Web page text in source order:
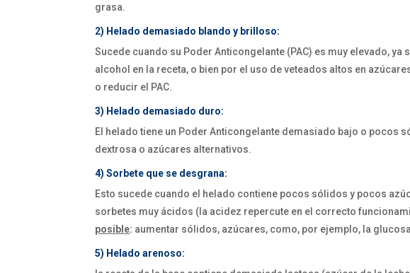
grasa.
2) Helado demasiado blando y brilloso:
Sucede cuando su Poder Anticongelante (PAC) es muy elevado, ya
alcohol en la receta, o bien por el uso de veteados altos en
o reducir el PAC.
3) Helado demasiado duro:
El helado tiene un Poder Anticongelante demasiado bajo o pocos
dextrosa o azúcares alternativos.
4) Sorbete que se desgrana:
Esto sucede cuando el helado contiene pocos sólidos y pocos
sorbetes muy ácidos (la acidez repercute en el correcto
posible: aumentar sólidos, azúcares, como, por ejemplo, la
5) Helado arenoso: